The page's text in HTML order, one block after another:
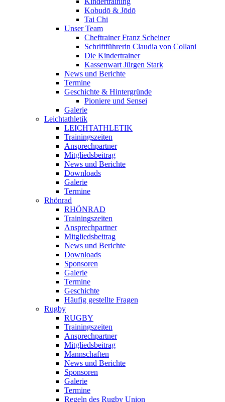
Kobudō & Jōdō
Tai Chi
Unser Team
Cheftrainer Franz Scheiner
Schriftführerin Claudia von Collani
Die Kindertrainer
Kassenwart Jürgen Stark
News und Berichte
Termine
Geschichte & Hintergründe
Pioniere und Sensei
Galerie
Leichtathletik
LEICHTATHLETIK
Trainingszeiten
Ansprechpartner
Mitgliedsbeitrag
News und Berichte
Downloads
Galerie
Termine
Rhönrad
RHÖNRAD
Trainingszeiten
Ansprechpartner
Mitgliedsbeitrag
News und Berichte
Downloads
Sponsoren
Galerie
Termine
Geschichte
Häufig gestellte Fragen
Rugby
RUGBY
Trainingszeiten
Ansprechpartner
Mitgliedsbeitrag
Mannschaften
News und Berichte
Sponsoren
Galerie
Termine
Regeln des Rugby Union